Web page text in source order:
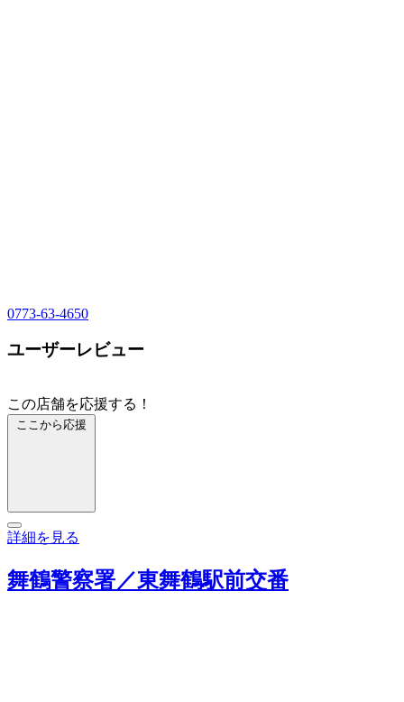
0773-63-4650
ユーザーレビュー
この店舗を応援する！
ここから応援
詳細を見る
舞鶴警察署／東舞鶴駅前交番